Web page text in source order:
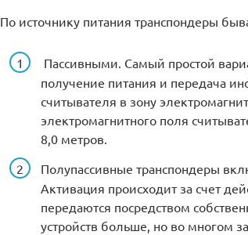
По источнику питания транспондеры
Пассивными. Самый простой
получение питания и передача
считывателя в зону
электромагнитного поля
8,0 метров.
Полупассивные транспондеры
Активация происходит за счет
передаются посредством
устройств больше, но во многом